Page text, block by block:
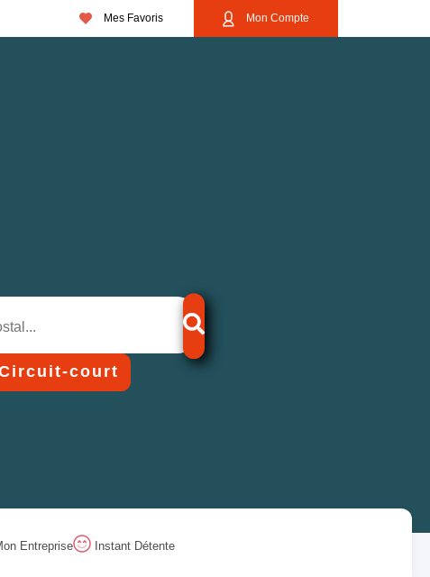
Mes Favoris Mon Compte
court
Entreprise Instant Détente